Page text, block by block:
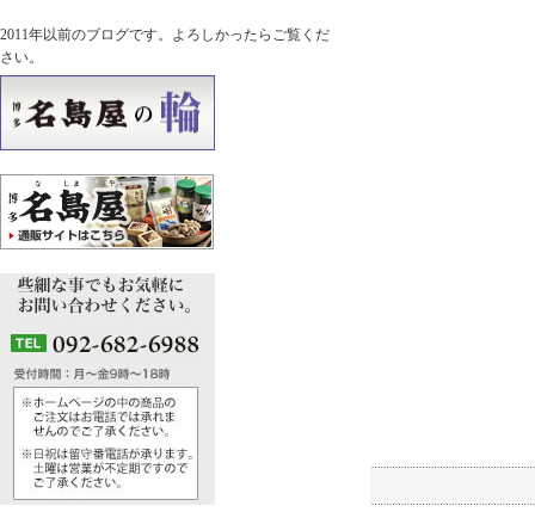
2011年以前のブログです。よろしかったらご覧くだ
さい。